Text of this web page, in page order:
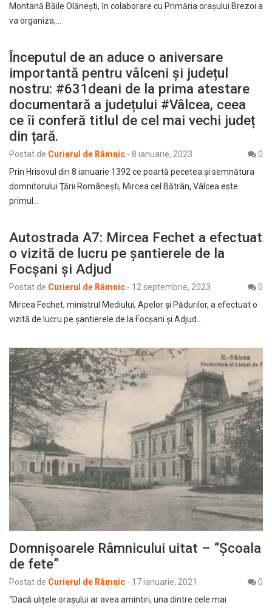
Montană Băile Olănești, ȋn colaborare cu Primăria oraşului Brezoi a
va organiza,…
Începutul de an aduce o aniversare
importantă pentru vâlceni și județul
nostru: #631deani de la prima atestare
documentară a județului #Vâlcea, ceea
ce îi conferă titlul de cel mai vechi județ
din țară.
Postat de Curierul de Râmnic - 8 ianuarie, 2023
0
Prin Hrisovul din 8 ianuarie 1392 ce poartă pecetea şi semnătura
domnitorului Ţării Româneşti, Mircea cel Bătrân, Vâlcea este
primul…
Autostrada A7: Mircea Fechet a efectuat
o vizită de lucru pe șantierele de la
Focșani și Adjud
Postat de Curierul de Râmnic - 12 septembrie, 2023
0
Mircea Fechet, ministrul Mediului, Apelor și Pădurilor, a efectuat o
vizită de lucru pe șantierele de la Focșani și Adjud…
Domnișoarele Râmnicului uitat – “Școala
de fete”
Postat de Curierul de Râmnic - 17 ianuarie, 2021
0
“Dacă ulițele orașului ar avea amintiri, una dintre cele mai